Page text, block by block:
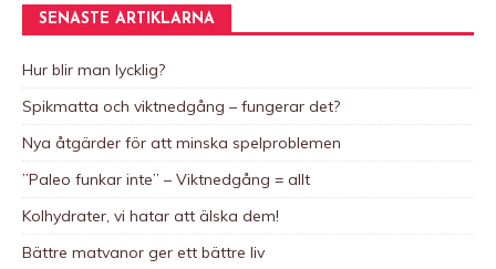
n
a
t
i
v
e
:
SENASTE ARTIKLARNA
Hur blir man lycklig?
Spikmatta och viktnedgång – fungerar det?
Nya åtgärder för att minska spelproblemen
”Paleo funkar inte” – Viktnedgång = allt
Kolhydrater, vi hatar att älska dem!
Bättre matvanor ger ett bättre liv